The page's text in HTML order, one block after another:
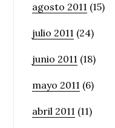
agosto 2011 (15)
julio 2011 (24)
junio 2011 (18)
mayo 2011 (6)
abril 2011 (11)